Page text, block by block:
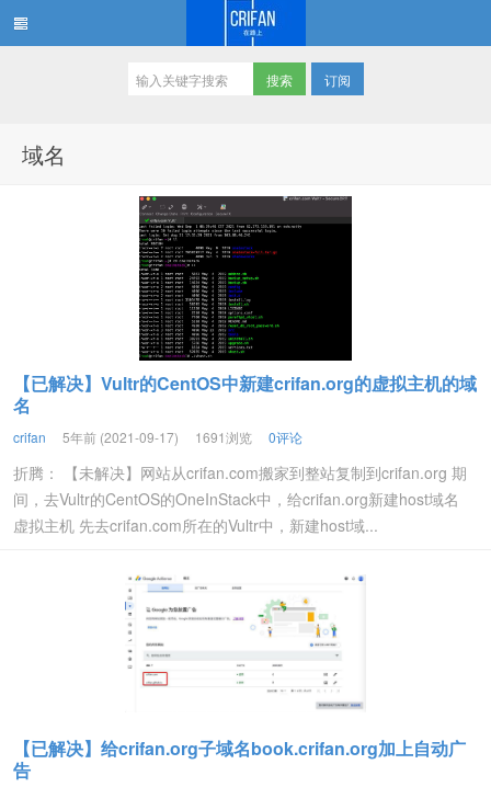
订阅
域名
【已解决】Vultr的CentOS中新建crifan.org的虚拟主机的域
名
crifan 5年前 (2021-09-17) 1691浏览 0评论
折腾： 【未解决】网站从crifan.com搬家到整站复制到crifan.org 期
间，去Vultr的CentOS的OneInStack中，给crifan.org新建host域名
虚拟主机 先去crifan.com所在的Vultr中，新建host域...
【已解决】给crifan.org子域名book.crifan.org加上自动广
告